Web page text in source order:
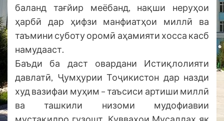
баланд тағйир меёбанд, нақши неруҳои
ҳарбӣ дар ҳифзи манфиатҳои миллӣ ва
таъмини суботу оромӣ аҳамияти хосса касб
намудааст.
Баъди ба даст овардани Истиқлолияти
давлатӣ, Ҷумҳурии Тоҷикистон дар назди
худ вазифаи муҳим – таъсиси артиши миллӣ
ва ташкили низоми мудофиавии